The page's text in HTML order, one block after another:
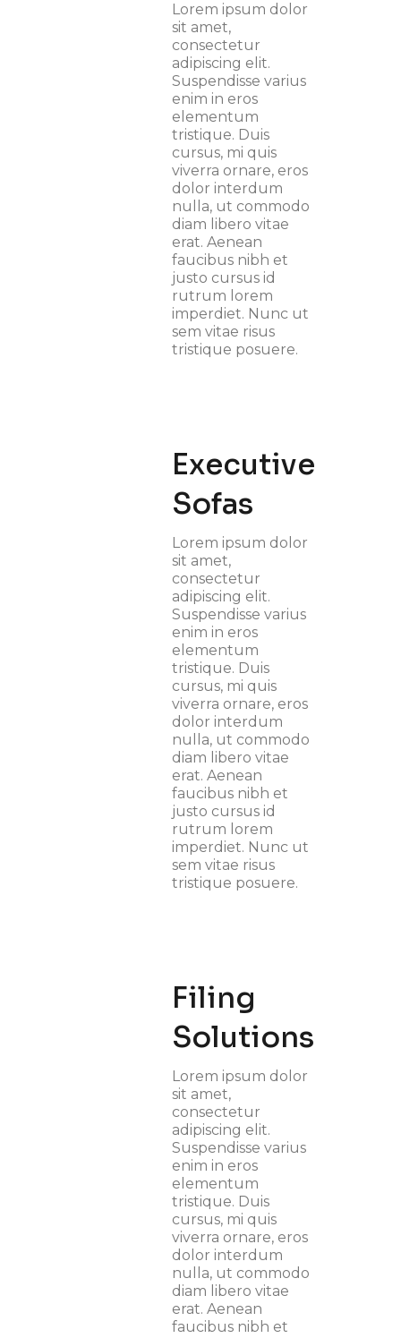
Lorem ipsum dolor
sit amet,
consectetur
adipiscing elit.
Suspendisse varius
enim in eros
elementum
tristique. Duis
cursus, mi quis
viverra ornare, eros
dolor interdum
nulla, ut commodo
diam libero vitae
erat. Aenean
faucibus nibh et
justo cursus id
rutrum lorem
imperdiet. Nunc ut
sem vitae risus
tristique posuere.
Executive
Sofas
Lorem ipsum dolor
sit amet,
consectetur
adipiscing elit.
Suspendisse varius
enim in eros
elementum
tristique. Duis
cursus, mi quis
viverra ornare, eros
dolor interdum
nulla, ut commodo
diam libero vitae
erat. Aenean
faucibus nibh et
justo cursus id
rutrum lorem
imperdiet. Nunc ut
sem vitae risus
tristique posuere.
Filing
Solutions
Lorem ipsum dolor
sit amet,
consectetur
adipiscing elit.
Suspendisse varius
enim in eros
elementum
tristique. Duis
cursus, mi quis
viverra ornare, eros
dolor interdum
nulla, ut commodo
diam libero vitae
erat. Aenean
faucibus nibh et